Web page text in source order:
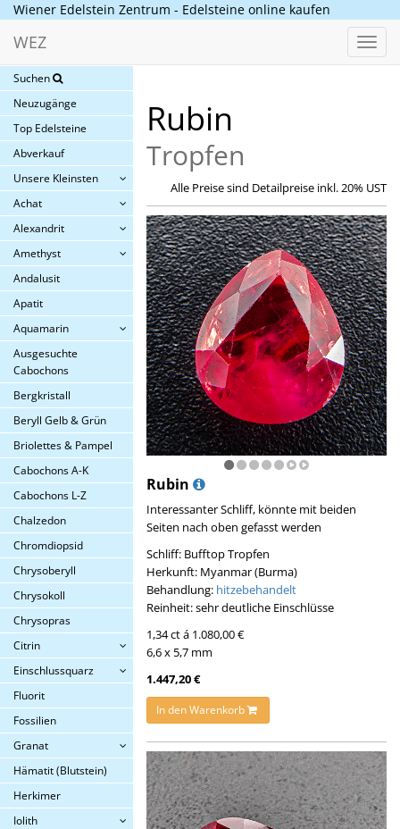
Wiener Edelstein Zentrum - Edelsteine online kaufen
WEZ
Suchen
Neuzugänge
Top Edelsteine
Abverkauf
Unsere Kleinsten
Achat
Alexandrit
Amethyst
Andalusit
Apatit
Aquamarin
Ausgesuchte
Cabochons
Bergkristall
Beryll Gelb & Grün
Briolettes & Pampel
Cabochons A-K
Cabochons L-Z
Chalzedon
Chromdiopsid
Chrysoberyll
Chrysokoll
Chrysopras
Citrin
Einschlussquarz
Fluorit
Fossilien
Granat
Hämatit (Blutstein)
Herkimer
Iolith
Rubin
Tropfen
Alle Preise sind Detailpreise inkl. 20% UST
Rubin
Interessanter Schliff, könnte mit beiden
Seiten nach oben gefasst werden
Schliff: Bufftop Tropfen
Herkunft: Myanmar (Burma)
Behandlung: hitzebehandelt
Reinheit: sehr deutliche Einschlüsse
1,34 ct á 1.080,00 €
6,6 x 5,7 mm
1.447,20 €
In den Warenkorb